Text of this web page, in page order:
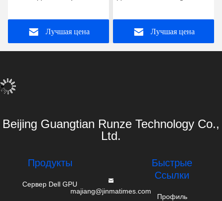
приложения для
хранения данных
Сервер
Лучшая цена
для бизнес-приложений
Лучшая цена
Beijing Guangtian Runze Technology Co.,
Ltd.
Продукты
Сервер Dell GPU
majiang@jinmatimes.com
Быстрые
Ссылки
Профиль